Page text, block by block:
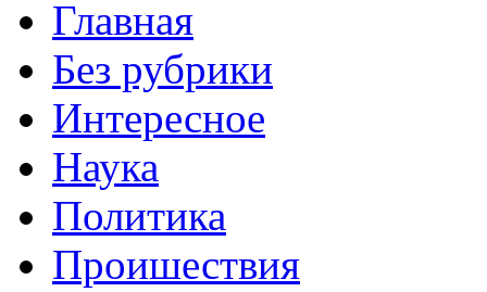
Главная
Без рубрики
Интересное
Наука
Политика
Проишествия